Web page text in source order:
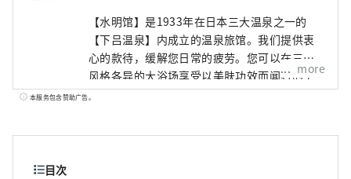
【水明馆】是1933年在日本三大温泉之一的
【下吕温泉】内成立的温泉旅馆。我们提供衷
心的款待，缓解您日常的疲劳。您可以在三个
风格各异的大浴场享受以美肤功效而闻名的下
吕温泉。请尽情享受俯瞰下吕温泉街和飞驒山
more
本服务包含赞助广告。
目次